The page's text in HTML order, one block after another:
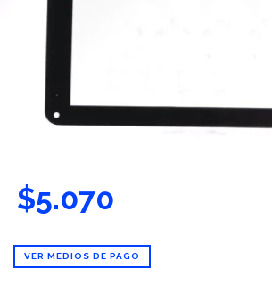
$5.070
VER MEDIOS DE PAGO